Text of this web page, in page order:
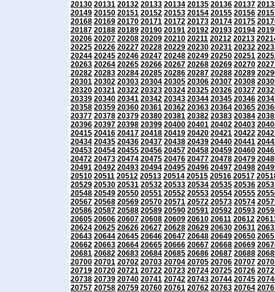
20130 20131 20132 20133 20134 20135 20136 20137
20149 20150 20151 20152 20153 20154 20155 20156
20168 20169 20170 20171 20172 20173 20174 20175
20187 20188 20189 20190 20191 20192 20193 20194
20206 20207 20208 20209 20210 20211 20212 20213
20225 20226 20227 20228 20229 20230 20231 20232
20244 20245 20246 20247 20248 20249 20250 20251
20263 20264 20265 20266 20267 20268 20269 20270
20282 20283 20284 20285 20286 20287 20288 20289
20301 20302 20303 20304 20305 20306 20307 20308
20320 20321 20322 20323 20324 20325 20326 20327
20339 20340 20341 20342 20343 20344 20345 20346
20358 20359 20360 20361 20362 20363 20364 20365
20377 20378 20379 20380 20381 20382 20383 20384
20396 20397 20398 20399 20400 20401 20402 20403
20415 20416 20417 20418 20419 20420 20421 20422
20434 20435 20436 20437 20438 20439 20440 20441
20453 20454 20455 20456 20457 20458 20459 20460
20472 20473 20474 20475 20476 20477 20478 20479
20491 20492 20493 20494 20495 20496 20497 20498
20510 20511 20512 20513 20514 20515 20516 20517
20529 20530 20531 20532 20533 20534 20535 20536
20548 20549 20550 20551 20552 20553 20554 20555
20567 20568 20569 20570 20571 20572 20573 20574
20586 20587 20588 20589 20590 20591 20592 20593
20605 20606 20607 20608 20609 20610 20611 20612
20624 20625 20626 20627 20628 20629 20630 20631
20643 20644 20645 20646 20647 20648 20649 20650
20662 20663 20664 20665 20666 20667 20668 20669
20681 20682 20683 20684 20685 20686 20687 20688
20700 20701 20702 20703 20704 20705 20706 20707
20719 20720 20721 20722 20723 20724 20725 20726
20738 20739 20740 20741 20742 20743 20744 20745
20757 20758 20759 20760 20761 20762 20763 20764